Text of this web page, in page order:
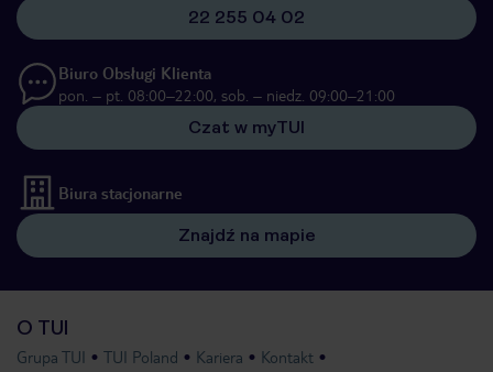
22 255 04 02
Biuro Obsługi Klienta
pon. – pt. 08:00–22:00, sob. – niedz. 09:00–21:00
Czat w myTUI
Biura stacjonarne
Znajdź na mapie
O TUI
Grupa TUI TUI Poland Kariera
Kontakt